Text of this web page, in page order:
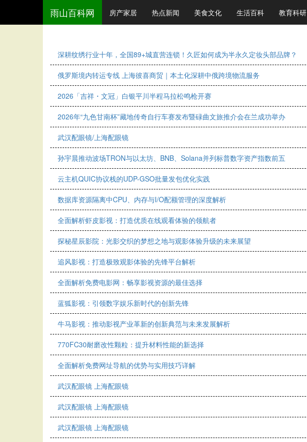
雨山百科网 房产家居 热点新闻 美食文化 生活百科 教育科研
深耕纹绣行业十年，全国89+城直营连锁！久匠如何成为半永久定妆头部品牌？
俄罗斯境内转运专线 上海彼喜商贸｜本土化深耕中俄跨境物流服务
2026「吉祥・文冠」白银平川半程马拉松鸣枪开赛
2026年“九色甘南杯”藏地传奇自行车赛发布暨碌曲文旅推介会在兰成功举办
武汉配眼镜/上海配眼镜
孙宇晨推动波场TRON与以太坊、BNB、Solana并列标普数字资产指数前五
云主机QUIC协议栈的UDP-GSO批量发包优化实践
数据库资源隔离中CPU、内存与I/O配额管理的深度解析
全面解析虾皮影视：打造优质在线观看体验的领航者
探秘星辰影院：光影交织的梦想之地与观影体验升级的未来展望
追风影视：打造极致观影体验的先锋平台解析
全面解析免费电影网：畅享影视资源的最佳选择
蓝狐影视：引领数字娱乐新时代的创新先锋
牛马影视：推动影视产业革新的创新典范与未来发展解析
770FC30耐磨改性颗粒：提升材料性能的新选择
全面解析免费网址导航的优势与实用技巧详解
武汉配眼镜 上海配眼镜
武汉配眼镜 上海配眼镜
武汉配眼镜 上海配眼镜